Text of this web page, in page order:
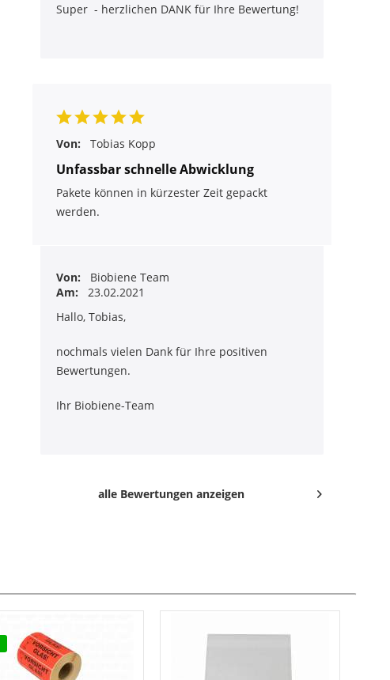
Super - herzlichen DANK für Ihre Bewertung!
Von: Tobias Kopp
Unfassbar schnelle Abwicklung
Pakete können in kürzester Zeit gepackt
werden.
Von:
Biobiene Team
Am:
23.02.2021
Hallo, Tobias,
nochmals vielen Dank für Ihre positiven
Bewertungen.
Ihr Biobiene-Team
alle Bewertungen anzeigen